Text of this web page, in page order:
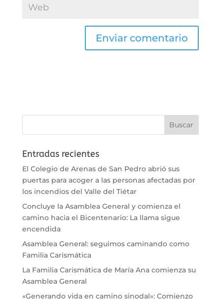
Entradas recientes
El Colegio de Arenas de San Pedro abrió sus
puertas para acoger a las personas afectadas por
los incendios del Valle del Tiétar
Concluye la Asamblea General y comienza el
camino hacia el Bicentenario: La llama sigue
encendida
Asamblea General: seguimos caminando como
Familia Carismática
La Familia Carismática de María Ana comienza su
Asamblea General
«Generando vida en camino sinodal»: Comienzo